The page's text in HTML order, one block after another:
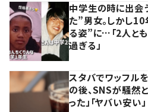
中学生の時に出会
た”男女。しかし
る姿”に…「2人とも
過ぎる」
スタバでワッフル
の後、SNSが騒然
った」「ヤバい安い」